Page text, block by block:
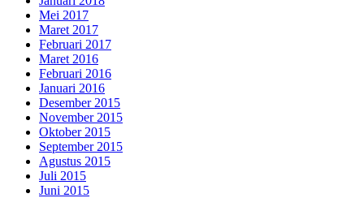
Mei 2017
Maret 2017
Februari 2017
Maret 2016
Februari 2016
Januari 2016
Desember 2015
November 2015
Oktober 2015
September 2015
Agustus 2015
Juli 2015
Juni 2015